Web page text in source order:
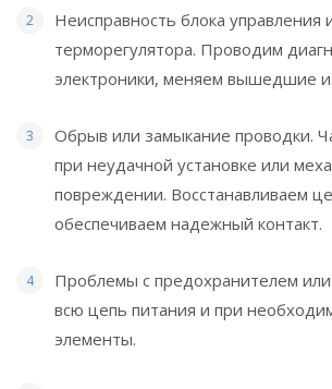
Неисправность блока управления
терморегулятора. Проводим
электроники, меняем вышедшие
Обрыв или замыкание проводки.
при неудачной установке или
повреждении. Восстанавливаем
обеспечиваем надежный контакт.
Проблемы с предохранителем
всю цепь питания и при
элементы.